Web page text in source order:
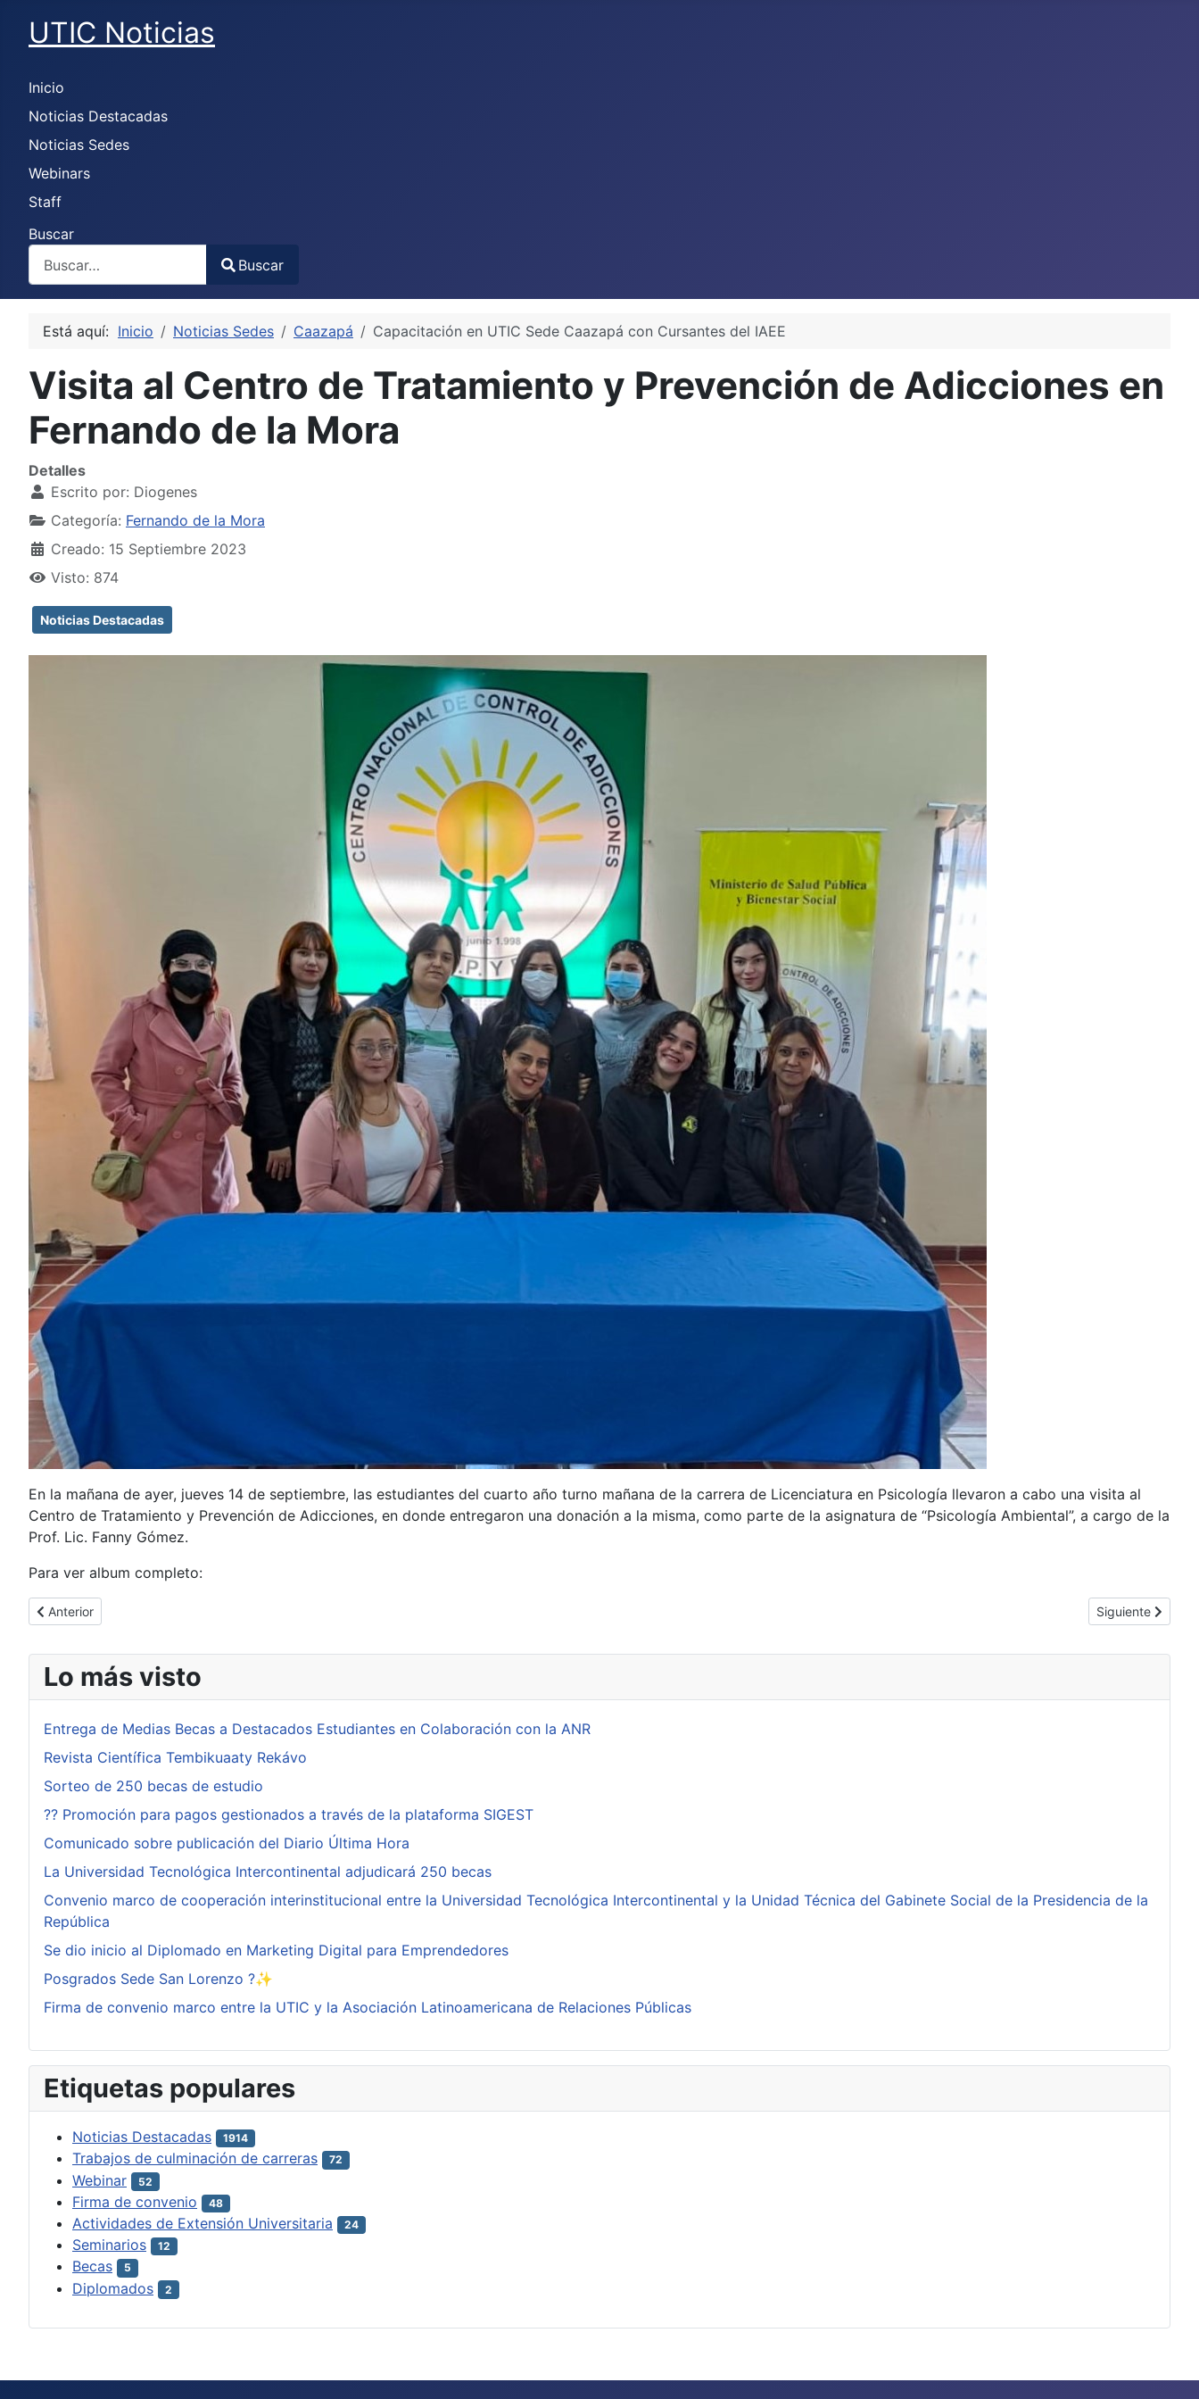
UTIC Noticias
Inicio
Noticias Destacadas
Noticias Sedes
Webinars
Staff
Buscar
Type 2 or more characters for results.
Buscar
Está aquí: Inicio Noticias Sedes Caazapá Capacitación en UTIC Sede Caazapá con Cursantes del IAEE
Visita al Centro de Tratamiento y Prevención de Adicciones en
Fernando de la Mora
Detalles
Escrito por: Diogenes
Categoría: Fernando de la Mora
Creado: 15 Septiembre 2023
Visto: 874
Noticias Destacadas
En la mañana de ayer, jueves 14 de septiembre, las estudiantes del cuarto año turno mañana de la carrera de Licenciatura en Psicología llevaron a cabo una visita al
Centro de Tratamiento y Prevención de Adicciones, en donde entregaron una donación a la misma, como parte de la asignatura de “Psicología Ambiental”, a cargo de la
Prof. Lic. Fanny Gómez.
Para ver album completo:
Artículo anterior: Seminario sobre Conciencia de Donación Voluntaria de Sangre en Fernando de la Mora
Anterior Artículo
Siguiente
Lo más visto
Entrega de Medias Becas a Destacados Estudiantes en Colaboración con la ANR
Revista Científica Tembikuaaty Rekávo
Sorteo de 250 becas de estudio
?? Promoción para pagos gestionados a través de la plataforma SIGEST
Comunicado sobre publicación del Diario Última Hora
La Universidad Tecnológica Intercontinental adjudicará 250 becas
Convenio marco de cooperación interinstitucional entre la Universidad Tecnológica Intercontinental y la Unidad Técnica del Gabinete Social de la Presidencia de la
República
Se dio inicio al Diplomado en Marketing Digital para Emprendedores
Posgrados Sede San Lorenzo ?✨
Firma de convenio marco entre la UTIC y la Asociación Latinoamericana de Relaciones Públicas
Etiquetas populares
Noticias Destacadas 1914
Trabajos de culminación de carreras 72
Webinar 52
Firma de convenio 48
Actividades de Extensión Universitaria 24
Seminarios 12
Becas 5
Diplomados 2